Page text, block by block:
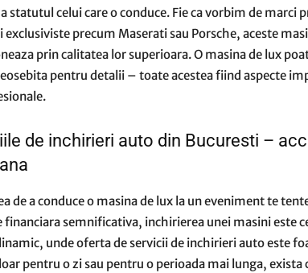
statutul celui care o conduce. Fie ca vorbim de marci
exclusiviste precum Maserati sau Porsche, aceste
prin calitatea lor superioara. O masina de lux
pentru detalii – toate acestea fiind aspecte
de inchirieri auto din Bucuresti –
de a conduce o masina de lux la un eveniment te
financiara semnificativa, inchirierea unei masini este
unde oferta de servicii de inchirieri auto este
pentru o zi sau pentru o perioada mai lunga,